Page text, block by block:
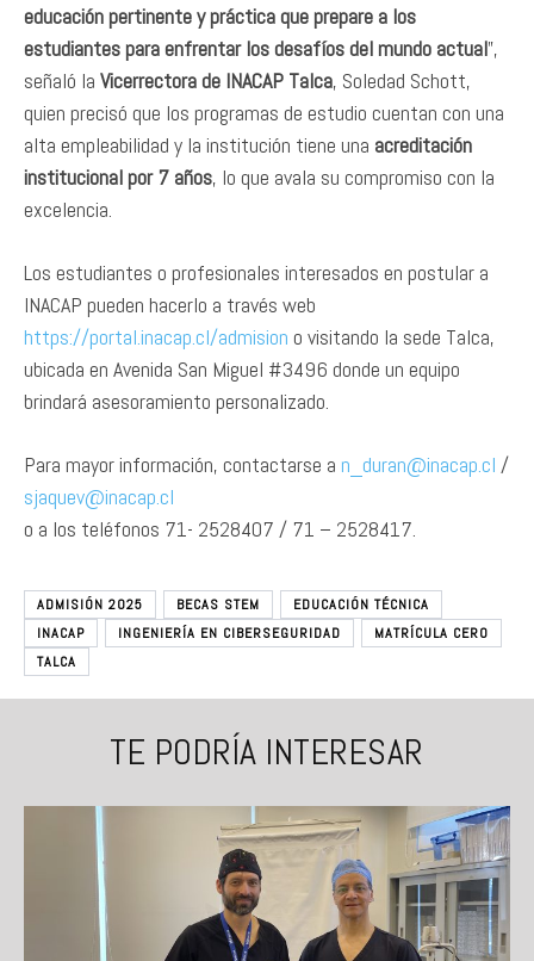
educación pertinente y práctica que prepare a los
estudiantes para enfrentar los desafíos del mundo actual”,
señaló la Vicerrectora de INACAP Talca, Soledad Schott,
quien precisó que los programas de estudio cuentan con una
alta empleabilidad y la institución tiene una acreditación
institucional por 7 años, lo que avala su compromiso con la
excelencia.
Los estudiantes o profesionales interesados en postular a
INACAP pueden hacerlo a través web
https://portal.inacap.cl/admision o visitando la sede Talca,
ubicada en Avenida San Miguel #3496 donde un equipo
brindará asesoramiento personalizado.
Para mayor información, contactarse a n_duran@inacap.cl /
sjaquev@inacap.cl
o a los teléfonos 71- 2528407 / 71 – 2528417.
ADMISIÓN 2025 BECAS STEM
EDUCACIÓN TÉCNICA
INACAP
INGENIERÍA EN CIBERSEGURIDAD
MATRÍCULA CERO
TALCA
TE PODRÍA INTERESAR